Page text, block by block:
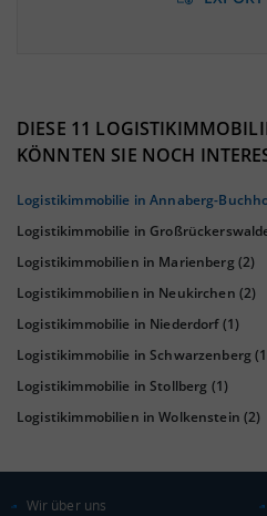
Euro pro Kopf
Kaufkraftindex
(Landkreis / Kreisfreie Stadt)
DIESE 11
KÖNNTEN SIE NOCH
Logistikimmobilie in Annaberg-
Logistikimmobilie in
Logistikimmobilien in Marienberg(2)
Logistikimmobilien in Neukirchen (2)
Logistikimmobilie in Niederdorf(1)
Logistikimmobilie in Schwarzenberg
Logistikimmobilie in Stollberg (1)
Logistikimmobilien in Wolkenstein (2)
Wir über uns